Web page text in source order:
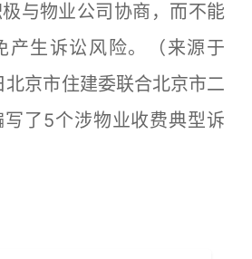
与物业公司协商，而不能
生诉讼风险。
（来源于
京市住建委联合北京市二
了5个涉物业收费典型诉